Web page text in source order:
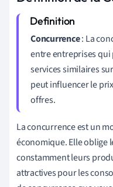
Concurrence: La
entre entreprises
services similaires
peut influencer le
offres.
La concurrence est un
économique. Elle oblige
constamment leurs
attractives pour les